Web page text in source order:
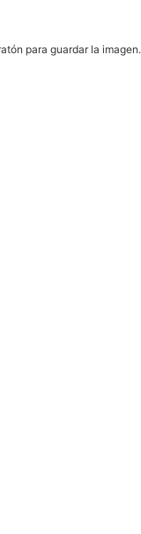
para guardar la imagen.